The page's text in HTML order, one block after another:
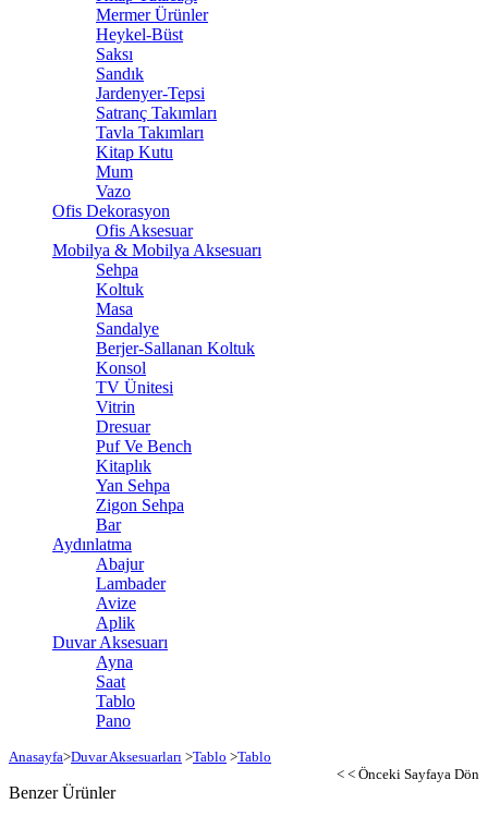
Mermer Ürünler
Heykel-Büst
Saksı
Sandık
Jardenyer-Tepsi
Satranç Takımları
Tavla Takımları
Kitap Kutu
Mum
Vazo
Ofis Dekorasyon
Ofis Aksesuar
Mobilya & Mobilya Aksesuarı
Sehpa
Koltuk
Masa
Sandalye
Berjer-Sallanan Koltuk
Konsol
TV Ünitesi
Vitrin
Dresuar
Puf Ve Bench
Kitaplık
Yan Sehpa
Zigon Sehpa
Bar
Aydınlatma
Abajur
Lambader
Avize
Aplik
Duvar Aksesuarı
Ayna
Saat
Tablo
Pano
Anasayfa>Duvar Aksesuarları >Tablo >Tablo
< < Önceki Sayfaya Dön
Benzer Ürünler